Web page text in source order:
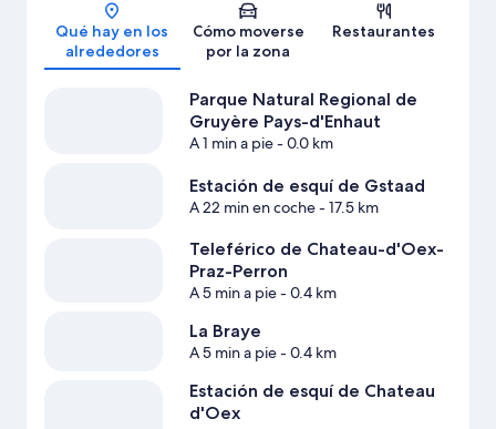
Qué hay en los
alrededores
Cómo moverse
por la zona
Restaurantes
Parque Natural Regional de
Gruyère Pays-d'Enhaut
A 1 min a pie- 0.0 km
Estación de esquí de Gstaad
A 22 min en coche- 17.5 km
Teleférico de Chateau-d'Oex-
Praz-Perron
A 5 min a pie- 0.4 km
La Braye
A 5 min a pie- 0.4 km
Estación de esquí de Chateau
d'Oex